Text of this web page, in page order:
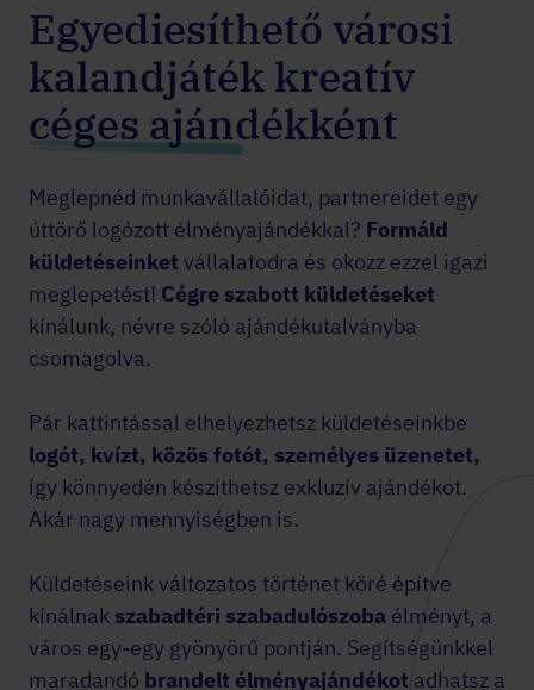
Egyediesíthető városi
kalandjáték kreatív
céges ajándékként
Meglepnéd munkavállalóidat, partnereidet egy
úttörő logózott élményajándékkal? Formáld
küldetéseinket vállalatodra és okozz ezzel igazi
meglepetést! Cégre szabott küldetéseket
kínálunk, névre szóló ajándékutalványba
csomagolva.
Pár kattintással elhelyezhetsz küldetéseinkbe
logót, kvízt, közös fotót, személyes üzenetet,
így könnyedén készíthetsz exkluzív ajándékot.
Akár nagy mennyiségben is.
Küldetéseink változatos történet köré építve
kínálnak szabadtéri szabadulószoba élményt, a
város egy-egy gyönyörű pontján. Segítségünkkel
maradandó brandelt élményajándékotadhatsz a